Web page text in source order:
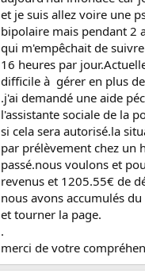
et je suis allez voire une
bipolaire mais pendant 2
qui m'empêchait de
16 heures par
difficile à gérer en plus
.j'ai demandé une aide
l'assistante sociale de la
si cela sera autorisé.la
par prélèvement chez un
passé.nous voulons et
revenus et 1205.55€ de
nous avons accumulés
et tourner la page.
.
merci de votre